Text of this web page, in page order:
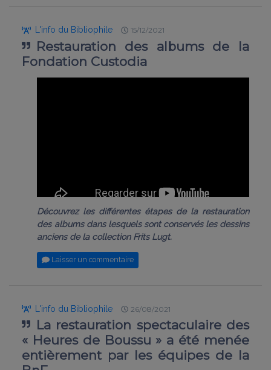
L'info du Bibliophile 15/12/2021
Restauration des albums de la
Fondation Custodia
Découvrez les différentes étapes de la restauration
des albums dans lesquels sont conservés les dessins
anciens de la collection Frits Lugt.
Laisser un commentaire
L'info du Bibliophile 26/08/2021
La restauration spectaculaire des
« Heures de Boussu » a été menée
entièrement par les équipes de la